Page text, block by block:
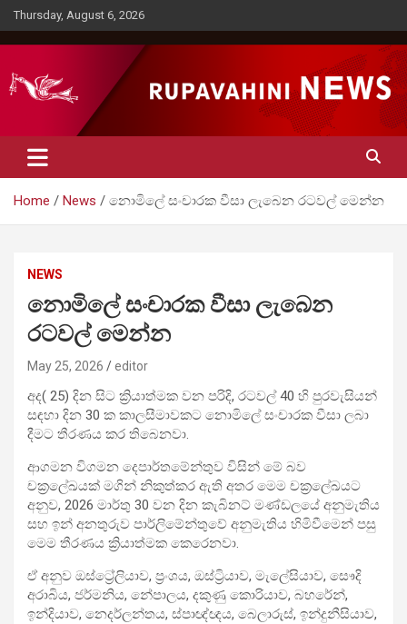
Skip
to
content
Thursday, August 6, 2026
Rupavahini News
Home News නොමිලේ සංචාරක වීසා ලැබෙන රටවල් මෙන්න
NEWS
නොමිලේ සංචාරක වීසා ලැබෙන
රටවල් මෙන්න
May 25, 2026 editor
අද( 25) දින සිට ක්‍රියාත්මක වන පරිදි, රටවල් 40 හි පුරවැසියන්
සඳහා දින 30 ක කාලසීමාවකට නොමිලේ සංචාරක වීසා ලබා
දීමට තීරණය කර තිබෙනවා.
ආගමන විගමන දෙපාර්තමේන්තුව විසින් මේ බව
චක්‍රලේඛයක් මගින් නිකුත්කර ඇති අතර මෙම චක්‍රලේඛයට
අනුව, 2026 මාර්තු 30 වන දින කැබිනට් මණ්ඩලයේ අනුමැතිය
සහ ඉන් අනතුරුව පාර්ලිමේන්තුවේ අනුමැතිය හිමිවීමෙන් පසු
මෙම තීරණය ක්‍රියාත්මක කෙරෙනවා.
ඒ අනුව ඔස්ට්‍රේලියාව, ප්‍රංශය, ඔස්ට්‍රියාව, මැලේසියාව, සෞදි
අරාබිය, ජර්මනිය, නේපාලය, දකුණු කොරියාව, බහරේන්,
ඉන්දියාව, නෙදර්ලන්තය, ස්පාඥ්ඥය, බෙලාරුස්, ඉන්දුනීසියාව,